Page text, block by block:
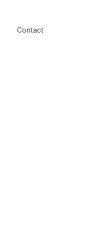
Contact